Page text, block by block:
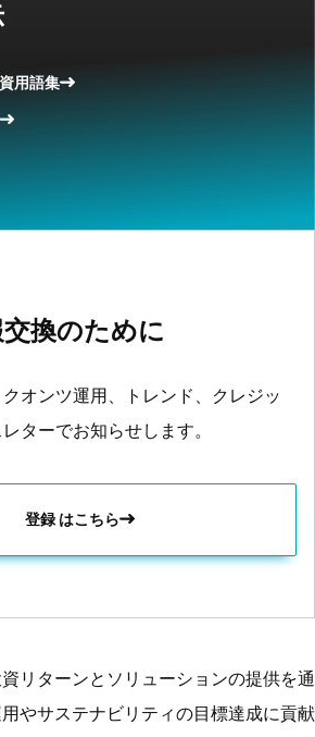
用語集
換のために
オンツ運用、トレンド、クレジッ
ターでお知らせします。
登録 はこちら
リターンとソリューションの提供を通
やサステナビリティの目標達成に貢献